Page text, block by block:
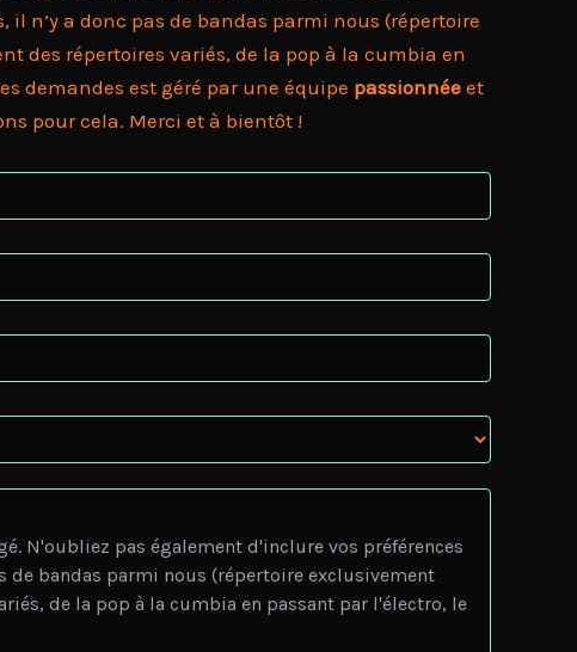
n’y a donc pas de bandas parmi nous (répertoire
des répertoires variés, de la pop à la cumbia en
demandes est géré par une équipe passionnée et
pour cela. Merci et à bientôt !